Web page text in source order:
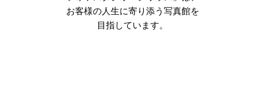
お客様の人生に寄り添う写真館を
目指しています。